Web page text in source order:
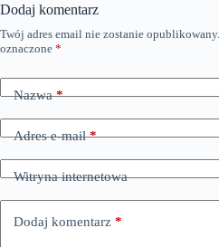
Dodaj komentarz
Twój adres email nie zostanie opublikowany.
oznaczone *
Nazwa*
Adres e-mail*
Witryna internetowa
Dodaj komentarz *